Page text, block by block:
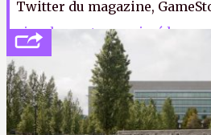
Twitter du magazine,
simplement supprimé le
effet, lorsqu'on veut s'assurer
compris qu'on le méprise,
plusieurs fois.LFS.